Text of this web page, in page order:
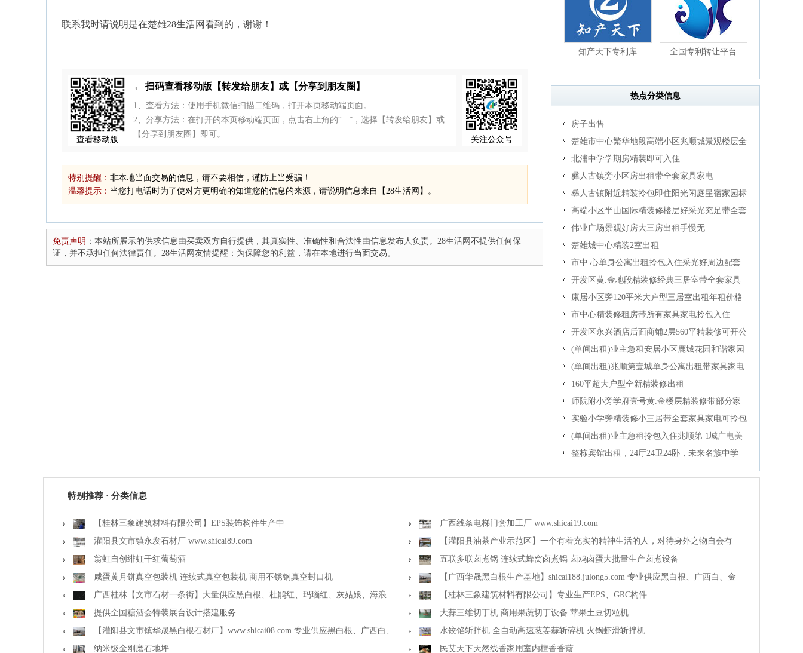
联系我时请说明是在楚雄28生活网看到的，谢谢！
查看移动版
← 扫码查看移动版【转发给朋友】或【分享到朋友圈】
1、查看方法：使用手机微信扫描二维码，打开本页移动端页面。
2、分享方法：在打开的本页移动端页面，点击右上角的“...”，选择【转发给朋友】或
【分享到朋友圈】即可。
关注公众号
特别提醒： 非本地当面交易的信息，请不要相信，谨防上当受骗！
温馨提示： 当您打电话时为了使对方更明确的知道您的信息的来源，请说明信息来自【28生活网】。
免责声明 ：本站所展示的供求信息由买卖双方自行提供，其真实性、准确性和合法性由信息发布人负责。28生活网不提供任何保
证，并不承担任何法律责任。28生活网友情提醒：为保障您的利益，请在本地进行当面交易。
知产天下专利库 全国专利转让平台
热点分类信息
房子出售
楚雄市中心繁华地段高端小区兆顺城景观楼层全
新精装三房拎包即住
北浦中学学期房精装即可入住
彝人古镇旁小区房出租带全套家具家电
彝人古镇附近精装拎包即住阳光闲庭星宿家园标
准大4室
高端小区半山国际精装修楼层好采光充足带全套
家具家电拎包即住
伟业广场景观好房大三房出租手慢无
楚雄城中心精装2室出租
市中.心单身公寓出租拎包入住采光好周边配套
设施齐全
开发区黄.金地段精装修经典三居室带全套家具
家电可拎包入住
康居小区旁120平米大户型三居室出租年租价格
更 市中心精装修租房带所有家具家电拎包入住
开发区永兴酒店后面商铺2层560平精装修可开公
司 (单间出租)业主急租安居小区鹿城花园和谐家园
龙川苑城市花园政府小区好房
(单间出租)兆顺第壹城单身公寓出租带家具家电
160平超大户型全新精装修出租
师院附小旁学府壹号黄.金楼层精装修带部分家
具大三房出租
实验小学旁精装修小三居带全套家具家电可拎包
入住(单间出租)业主急租拎包入住兆顺第 1城广电美
郡秀苑花园单身公主私人住宅
整栋宾馆出租，24厅24卫24卧，未来名族中学
旁，商业街
特别推荐 · 分类信息
【桂林三象建筑材料有限公司】EPS装饰构件生产中
广西线条电梯门套加工厂 www.shicai19.com
灌阳县文市镇永发石材厂 www.shicai89.com
【灌阳县油茶产业示范区】一个有着充实的精神生活的人，对待身外之物自会有
一种淡泊的态度
翁虹自创绯虹干红葡萄酒
五联多联卤煮锅 连续式蜂窝卤煮锅 卤鸡卤蛋大批量生产卤煮设备
咸蛋黄月饼真空包装机 连续式真空包装机 商用不锈钢真空封口机
【广西华晟黑白根生产基地】shicai188.julong5.com 专业供应黑白根、广西白、金
镶玉
广西桂林【文市石材一条街】大量供应黑白根、杜鹃红、玛瑙红、灰姑娘、海浪
花、霸王花、木纹石等产品
【桂林三象建筑材料有限公司】专业生产EPS、GRC构件
提供全国糖酒会特装展台设计搭建服务
大蒜三维切丁机 商用果蔬切丁设备 苹果土豆切粒机
【灌阳县文市镇华晟黑白根石材厂】www.shicai08.com 专业供应黑白根、广西白、
金镶玉等
水饺馅斩拌机 全自动高速葱姜蒜斩碎机 火锅虾滑斩拌机
纳米级金刚磨石地坪
民艾天下天然线香家用室内檀香香薰